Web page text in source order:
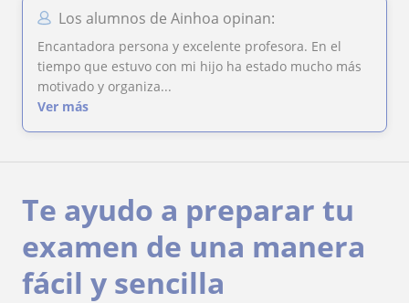
Los alumnos de Ainhoa opinan:
Encantadora persona y excelente profesora. En el
tiempo que estuvo con mi hijo ha estado mucho más
motivado y organiza...
Ver más
Te ayudo a preparar tu
examen de una manera
fácil y sencilla